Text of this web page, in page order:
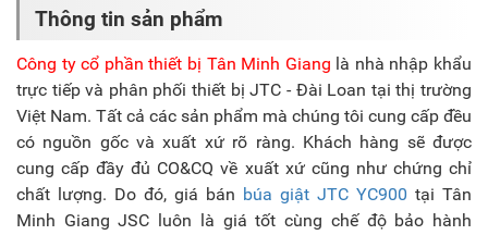
Thông tin sản phẩm
Công ty cổ phần thiết bị Tân Minh Giang là nhà nhập khẩu
trực tiếp và phân phối thiết bị JTC - Đài Loan tại thị trường
Việt Nam. Tất cả các sản phẩm mà chúng tôi cung cấp đều
có nguồn gốc và xuất xứ rõ ràng. Khách hàng sẽ được
cung cấp đầy đủ CO&CQ về xuất xứ cũng như chứng chỉ
chất lượng. Do đó, giá bán búa giật JTC YC900 tại Tân
Minh Giang JSC luôn là giá tốt cùng chế độ bảo hành